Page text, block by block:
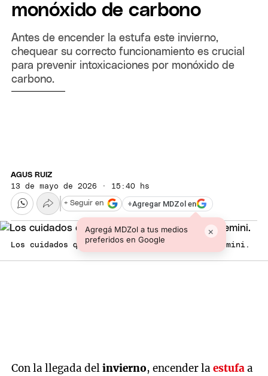
monóxido de carbono
Antes de encender la estufa este invierno,
chequear su correcto funcionamiento es crucial
para prevenir intoxicaciones por monóxido de
carbono.
AGUS RUIZ
13 de mayo de 2026 · 15:40 hs
+Agregar MDZol en
Agregá MDZol a tus medios
preferidos en Google
×
+ Seguir en
Los cuidados que hay que tener. Fuente. IA Gemini.
Con la llegada delinvierno, encender laestufaa